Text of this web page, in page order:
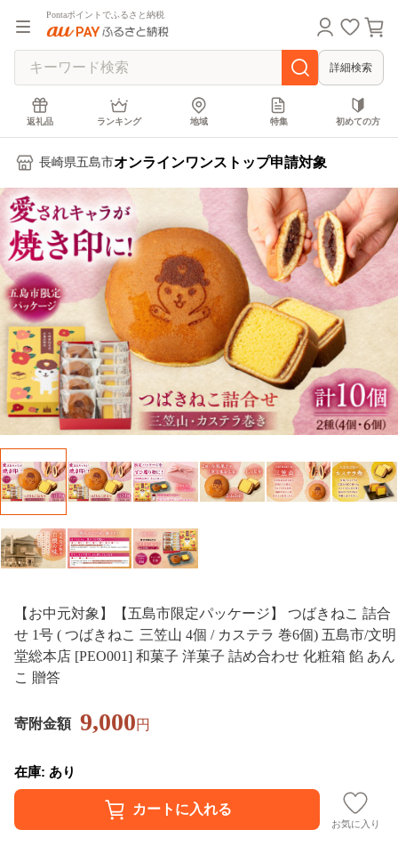
Pontaポイントでふるさと納税
詳細検索
返礼品 ランキング 地域 特集 初めての方
長崎県五島市オンラインワンストップ申請対象
【お中元対象】【五島市限定パッケージ】 つばきねこ 詰合
せ 1号 ( つばきねこ 三笠山 4個 / カステラ 巻6個) 五島市/文明
堂総本店 [PEO001] 和菓子 洋菓子 詰め合わせ 化粧箱 餡 あん
こ 贈答
寄附金額 9,000円
在庫: あり
お気に入り